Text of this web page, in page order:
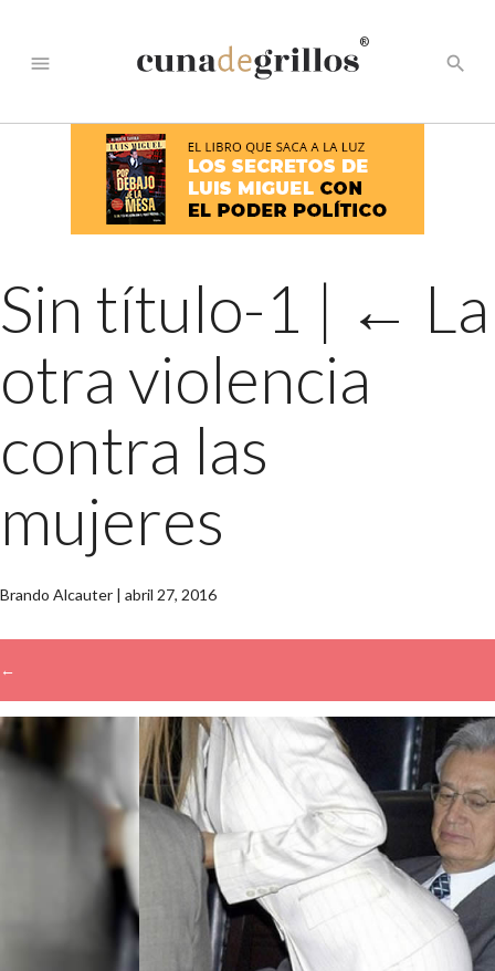
menu
®
search
Sin título-1 | ← La
otra violencia
contra las
mujeres
Brando Alcauter | abril 27, 2016
←
→